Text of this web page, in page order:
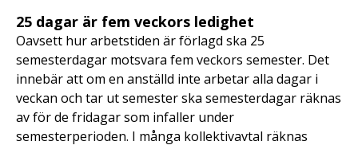
25 dagar är fem veckors ledighet
Oavsett hur arbetstiden är förlagd ska 25
semesterdagar motsvara fem veckors semester. Det
innebär att om en anställd inte arbetar alla dagar i
veckan och tar ut semester ska semesterdagar räknas
av för de fridagar som infaller under
semesterperioden. I många kollektivavtal räknas